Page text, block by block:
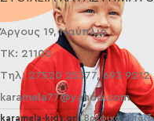
Άργους 19, Ναύπλιο
ΤΚ: 21100
Τηλ: 27520 25377, 693 9212
karamela77@yahoo.com
karamela-kids.gr | Βρεφικά -